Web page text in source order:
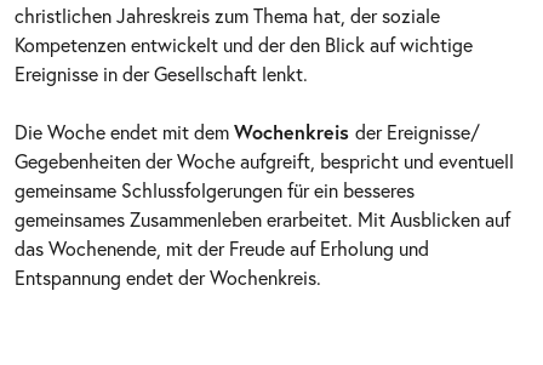
christlichen Jahreskreis zum Thema hat, der soziale
Kompetenzen entwickelt und der den Blick auf wichtige
Ereignisse in der Gesellschaft lenkt.
Die Woche endet mit demWochenkreis der Ereignisse/
Gegebenheiten der Woche aufgreift, bespricht und eventuell
gemeinsame Schlussfolgerungen für ein besseres
gemeinsames Zusammenleben erarbeitet. Mit Ausblicken auf
das Wochenende, mit der Freude auf Erholung und
Entspannung endet der Wochenkreis.